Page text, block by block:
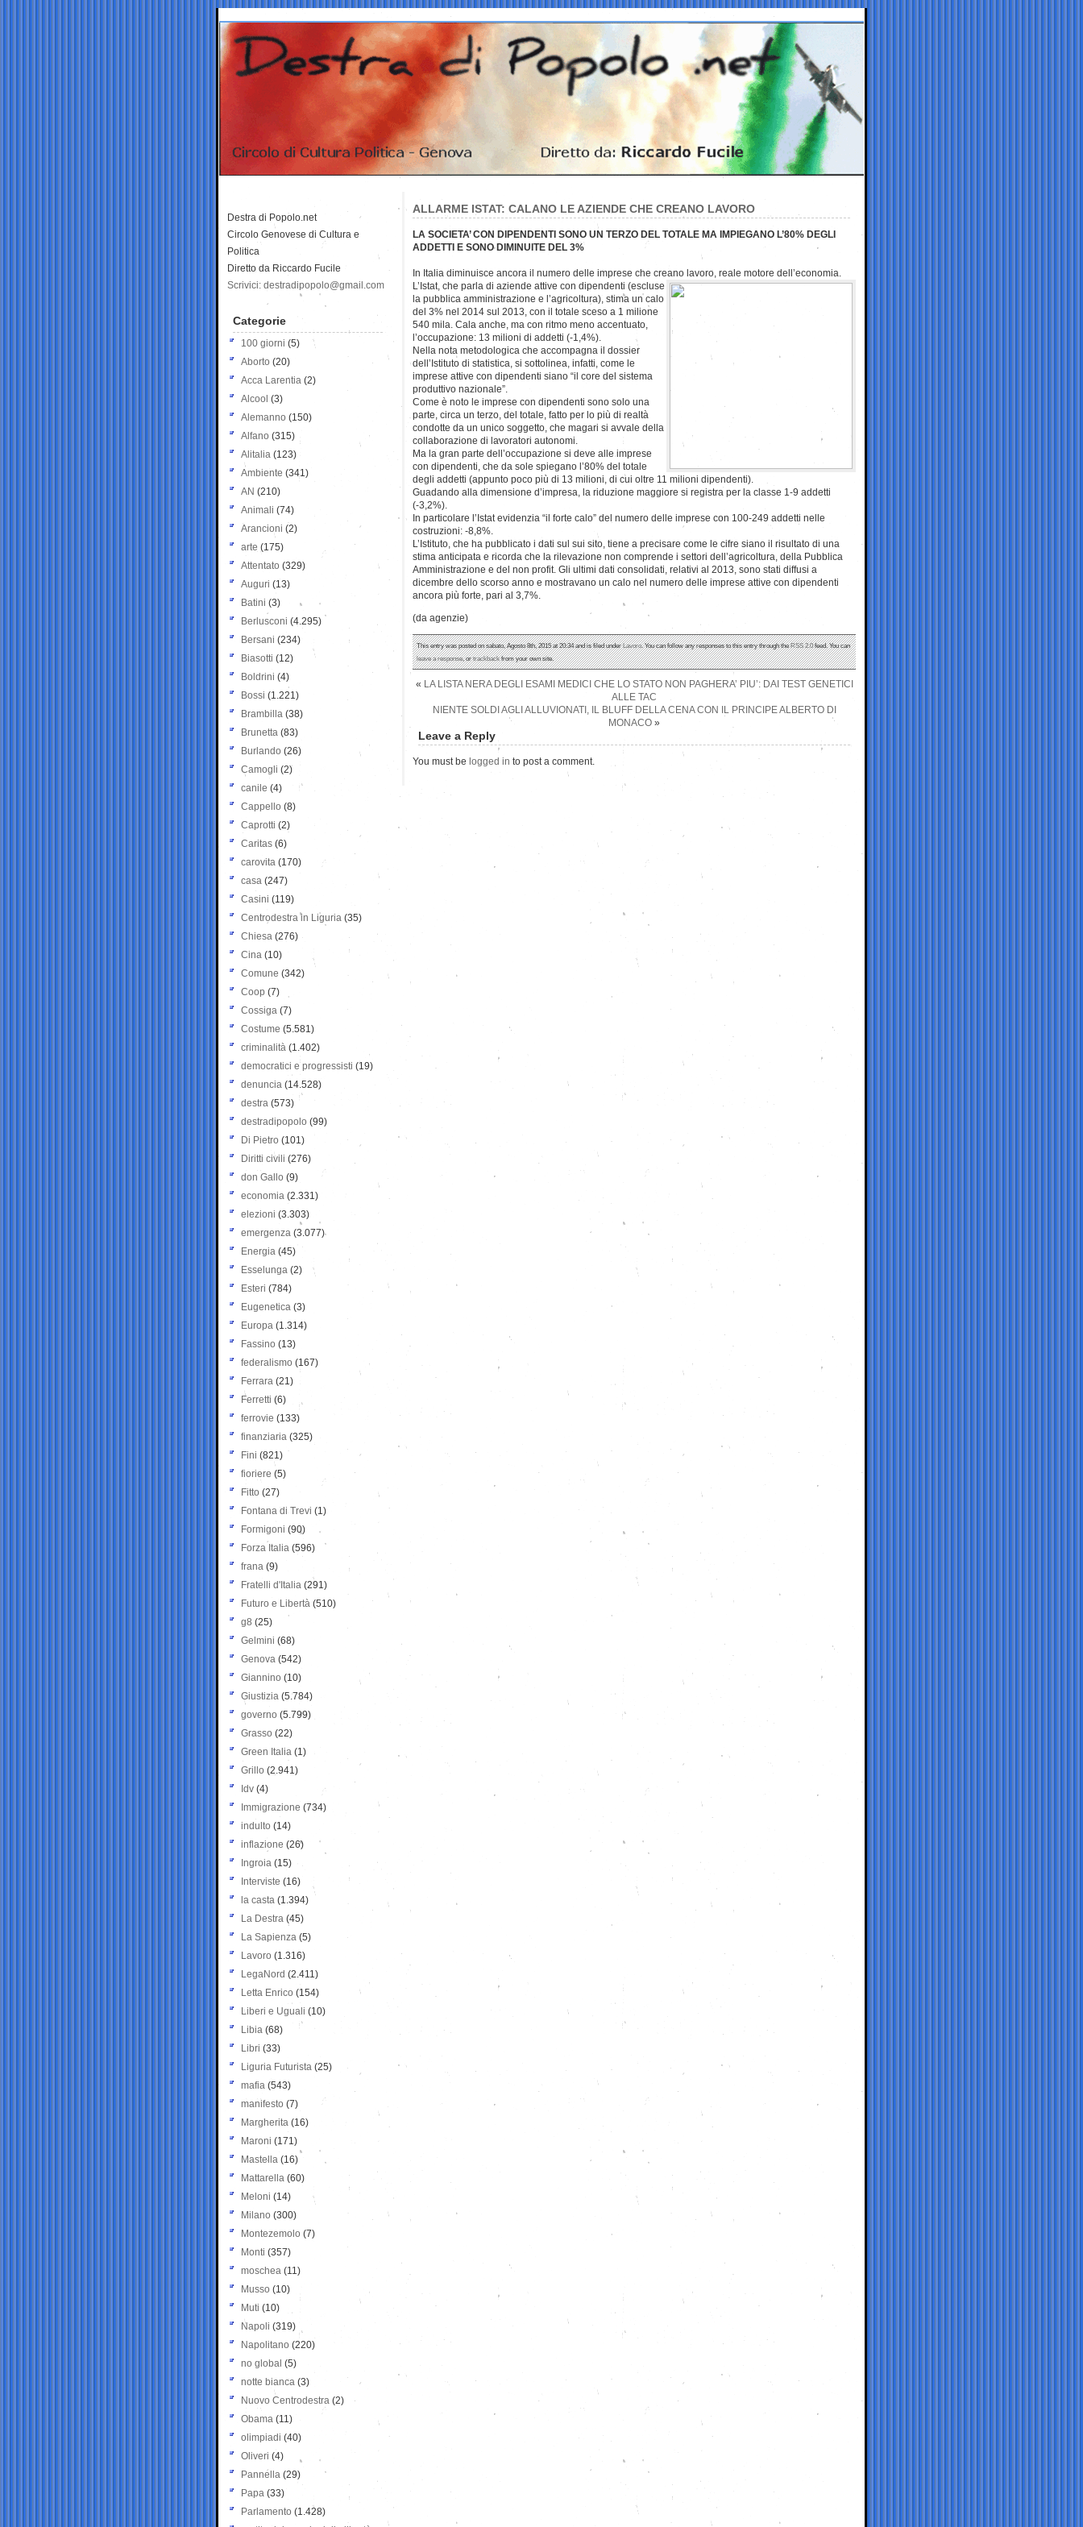
ALLARME ISTAT: CALANO LE AZIENDE CHE CREANO LAVORO
LA SOCIETA’ CON DIPENDENTI SONO UN TERZO DEL TOTALE MA IMPIEGANO L’80% DEGLI
ADDETTI E SONO DIMINUITE DEL 3%
In Italia diminuisce ancora il numero delle imprese che creano lavoro, reale motore dell’economia.
L’Istat, che parla di aziende attive con dipendenti (escluse
la pubblica amministrazione e l’agricoltura), stima un calo
del 3% nel 2014 sul 2013, con il totale sceso a 1 milione
540 mila. Cala anche, ma con ritmo meno accentuato,
l’occupazione: 13 milioni di addetti (-1,4%).
Nella nota metodologica che accompagna il dossier
dell’Istituto di statistica, si sottolinea, infatti, come le
imprese attive con dipendenti siano “il core del sistema
produttivo nazionale”.
Come è noto le imprese con dipendenti sono solo una
parte, circa un terzo, del totale, fatto per lo più di realtà
condotte da un unico soggetto, che magari si avvale della
collaborazione di lavoratori autonomi.
Ma la gran parte dell’occupazione si deve alle imprese
con dipendenti, che da sole spiegano l’80% del totale
degli addetti (appunto poco più di 13 milioni, di cui oltre 11 milioni dipendenti).
Guadando alla dimensione d’impresa, la riduzione maggiore si registra per la classe 1-9 addetti
(-3,2%).
In particolare l’Istat evidenzia “il forte calo” del numero delle imprese con 100-249 addetti nelle
costruzioni: -8,8%.
L’Istituto, che ha pubblicato i dati sul sui sito, tiene a precisare come le cifre siano il risultato di una
stima anticipata e ricorda che la rilevazione non comprende i settori dell’agricoltura, della Pubblica
Amministrazione e del non profit. Gli ultimi dati consolidati, relativi al 2013, sono stati diffusi a
dicembre dello scorso anno e mostravano un calo nel numero delle imprese attive con dipendenti
ancora più forte, pari al 3,7%.
(da agenzie)
This entry was posted on sabato, Agosto 8th, 2015 at 20:34 and is filed underLavoro. You can follow any responses to this entry through theRSS 2.0feed. You can
leave a response, ortrackbackfrom your own site.
« LA LISTA NERA DEGLI ESAMI MEDICI CHE LO STATO NON PAGHERA’ PIU’: DAI TEST GENETICI
ALLE TAC
NIENTE SOLDI AGLI ALLUVIONATI, IL BLUFF DELLA CENA CON IL PRINCIPE ALBERTO DI
MONACO »
Leave a Reply
You must be logged in to post a comment.
Destra di Popolo.net
Circolo Genovese di Cultura e
Politica
Diretto da Riccardo Fucile
Scrivici: destradipopolo@gmail.com
Categorie
100 giorni (5)
Aborto (20)
Acca Larentia (2)
Alcool (3)
Alemanno (150)
Alfano (315)
Alitalia (123)
Ambiente (341)
AN (210)
Animali (74)
Arancioni (2)
arte (175)
Attentato (329)
Auguri (13)
Batini (3)
Berlusconi (4.295)
Bersani (234)
Biasotti (12)
Boldrini (4)
Bossi (1.221)
Brambilla (38)
Brunetta (83)
Burlando (26)
Camogli (2)
canile (4)
Cappello (8)
Caprotti (2)
Caritas (6)
carovita (170)
casa (247)
Casini (119)
Centrodestra in Liguria (35)
Chiesa (276)
Cina (10)
Comune (342)
Coop (7)
Cossiga (7)
Costume (5.581)
criminalità (1.402)
democratici e progressisti (19)
denuncia (14.528)
destra (573)
destradipopolo (99)
Di Pietro (101)
Diritti civili (276)
don Gallo (9)
economia (2.331)
elezioni (3.303)
emergenza (3.077)
Energia (45)
Esselunga (2)
Esteri (784)
Eugenetica (3)
Europa (1.314)
Fassino (13)
federalismo (167)
Ferrara (21)
Ferretti (6)
ferrovie (133)
finanziaria (325)
Fini (821)
fioriere (5)
Fitto (27)
Fontana di Trevi (1)
Formigoni (90)
Forza Italia (596)
frana (9)
Fratelli d'Italia (291)
Futuro e Libertà (510)
g8 (25)
Gelmini (68)
Genova (542)
Giannino (10)
Giustizia (5.784)
governo (5.799)
Grasso (22)
Green Italia (1)
Grillo (2.941)
Idv (4)
Immigrazione (734)
indulto (14)
inflazione (26)
Ingroia (15)
Interviste (16)
la casta (1.394)
La Destra (45)
La Sapienza (5)
Lavoro (1.316)
LegaNord (2.411)
Letta Enrico (154)
Liberi e Uguali (10)
Libia (68)
Libri (33)
Liguria Futurista (25)
mafia (543)
manifesto (7)
Margherita (16)
Maroni (171)
Mastella (16)
Mattarella (60)
Meloni (14)
Milano (300)
Montezemolo (7)
Monti (357)
moschea (11)
Musso (10)
Muti (10)
Napoli (319)
Napolitano (220)
no global (5)
notte bianca (3)
Nuovo Centrodestra (2)
Obama (11)
olimpiadi (40)
Oliveri (4)
Pannella (29)
Papa (33)
Parlamento (1.428)